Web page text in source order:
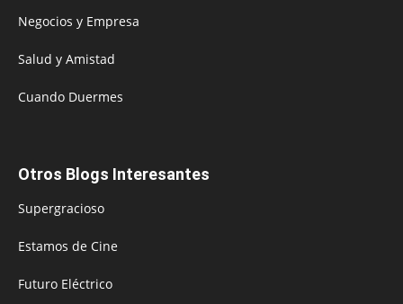
Negocios y Empresa
Salud y Amistad
Cuando Duermes
Otros Blogs Interesantes
Supergracioso
Estamos de Cine
Futuro Eléctrico